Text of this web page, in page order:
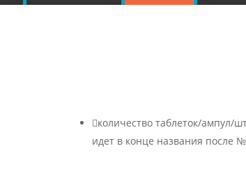
количество таблеток/ампул/
идет в конце названия после №